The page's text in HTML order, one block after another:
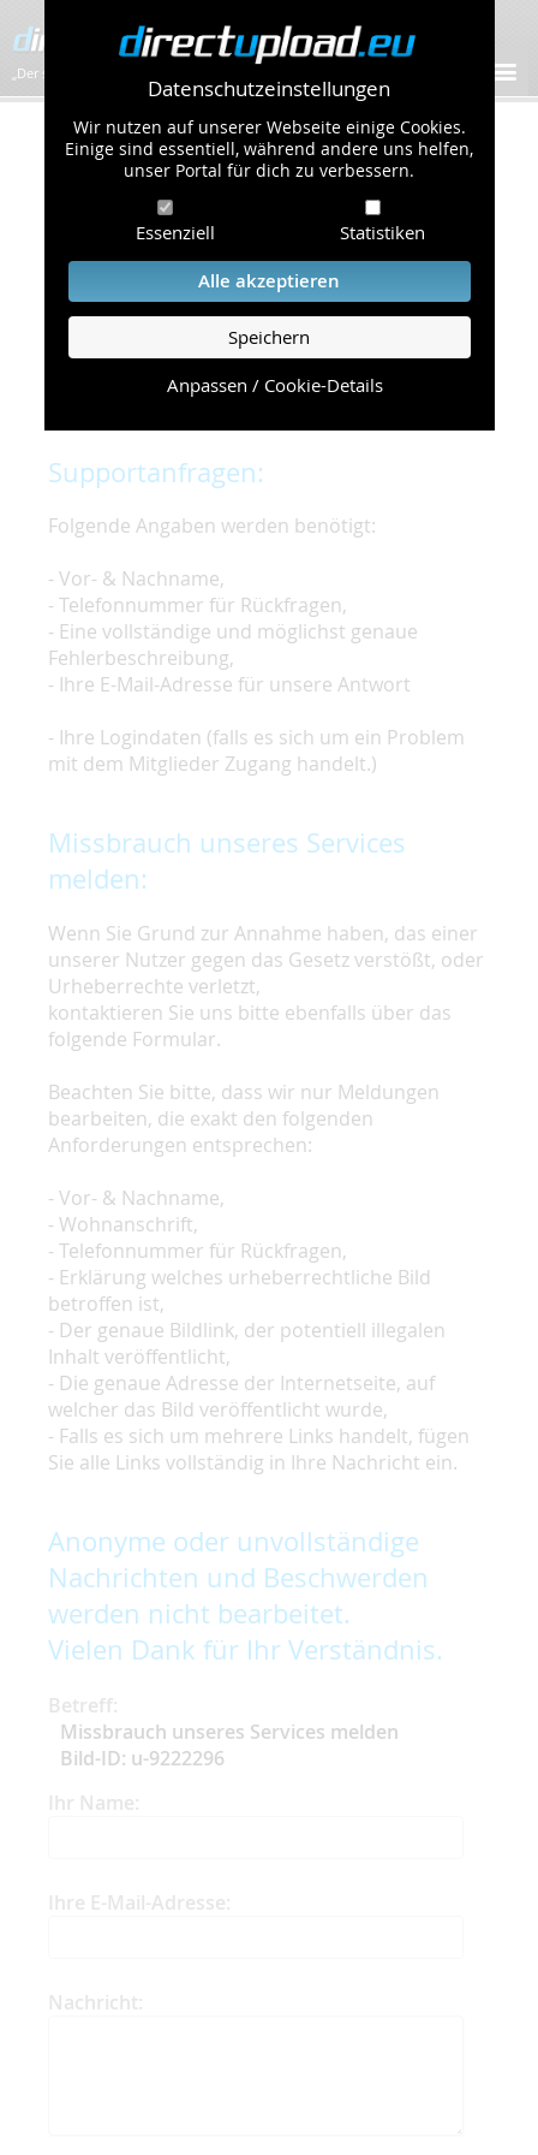
Datenschutzeinstellungen
Wir nutzen auf unserer Webseite einige Cookies.
Einige sind essentiell, während andere uns helfen,
unser Portal für dich zu verbessern.
Essenziell Statistiken
Alle akzeptieren
Speichern
Anpassen / Cookie-Details
„Der schnellste Bilder-Hoster im Web!”
Kontakt & Support
Um eine schnelle und unkomplizierte
Bearbeitung Ihres Problems zu gewährleisten,
bitten wir Sie,
folgende Punkte zu beachten und einzuhalten.
Die schnellste Hilfe finden Sie auf unserer
Seite, die die häufig gestellten Fragen
Supportanfragen:
Folgende Angaben werden benötigt:
- Vor- & Nachname,
- Telefonnummer für Rückfragen,
- Eine vollständige und möglichst genaue
Fehlerbeschreibung,
- Ihre E-Mail-Adresse für unsere Antwort
- Ihre Logindaten (falls es sich um ein Problem
mit dem Mitglieder Zugang handelt.)
Missbrauch unseres Services
melden:
Wenn Sie Grund zur Annahme haben, das einer
unserer Nutzer gegen das Gesetz verstößt, oder
Urheberrechte verletzt,
kontaktieren Sie uns bitte ebenfalls über das
folgende Formular.
Beachten Sie bitte, dass wir nur Meldungen
bearbeiten, die exakt den folgenden
Anforderungen entsprechen:
- Vor- & Nachname,
- Wohnanschrift,
- Telefonnummer für Rückfragen,
- Erklärung welches urheberrechtliche Bild
betroffen ist,
- Der genaue Bildlink, der potentiell illegalen
Inhalt veröffentlicht,
- Die genaue Adresse der Internetseite, auf
welcher das Bild veröffentlicht wurde,
- Falls es sich um mehrere Links handelt, fügen
Sie alle Links vollständig in Ihre Nachricht ein.
Anonyme oder unvollständige
Nachrichten und Beschwerden
werden nicht bearbeitet.
Vielen Dank für Ihr Verständnis.
Betreff:
Missbrauch unseres Services melden
Bild-ID: u-9222296
Ihr Name:
Ihre E-Mail-Adresse:
Nachricht: